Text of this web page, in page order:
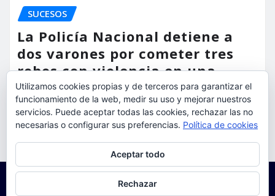
SUCESOS
La Policía Nacional detiene a
dos varones por cometer tres
robos con violencia en una
misma mañana
torrent al dia Ago 7, 2026
Utilizamos cookies propias y de terceros para garantizar el
funcionamiento de la web, medir su uso y mejorar nuestros
servicios. Puede aceptar todas las cookies, rechazar las no
necesarias o configurar sus preferencias. Política de cookies
Aceptar todo
Rechazar
Para obtener más información, incluido cómo gestionar las cookies,